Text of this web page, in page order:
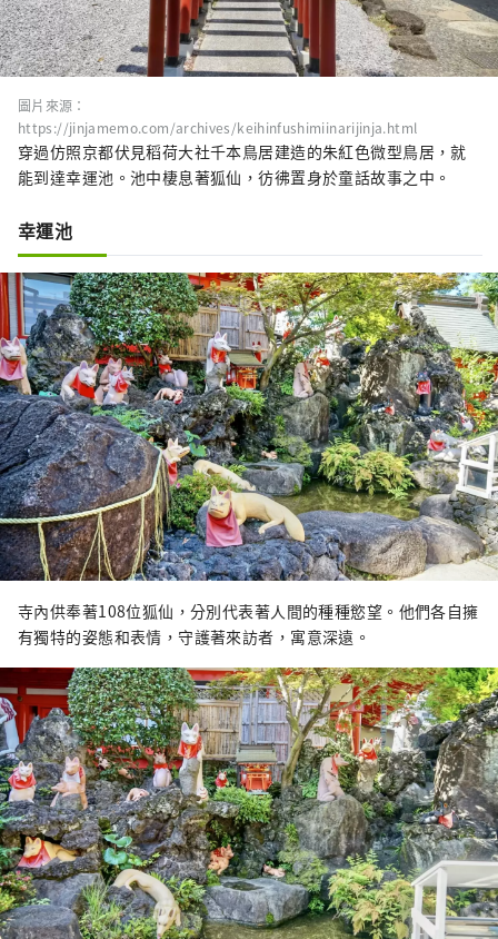
圖片來源：
https://jinjamemo.com/archives/keihinfushimiinarijinja.html
穿過仿照京都伏見稻荷大社千本鳥居建造的朱紅色微型鳥居，就
能到達幸運池。池中棲息著狐仙，彷彿置身於童話故事之中。
幸運池
寺內供奉著108位狐仙，分別代表著人間的種種慾望。他們各自擁
有獨特的姿態和表情，守護著來訪者，寓意深遠。